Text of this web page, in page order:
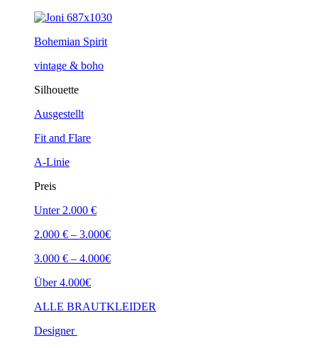
Bohemian Spirit
vintage & boho
Silhouette
Ausgestellt
Fit and Flare
A-Linie
Preis
Unter 2.000 €
2.000 € – 3.000€
3.000 € – 4.000€
Über 4.000€
ALLE BRAUTKLEIDER
Designer